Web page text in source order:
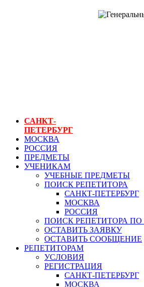
САНКТ-
ПЕТЕРБУРГ
МОСКВА
РОССИЯ
ПРЕДМЕТЫ
УЧЕНИКАМ
УЧЕБНЫЕ ПРЕДМЕТЫ
ПОИСК РЕПЕТИТОРА
САНКТ-ПЕТЕРБУРГ
МОСКВА
РОССИЯ
ПОИСК РЕПЕТИТОРА
ОСТАВИТЬ ЗАЯВКУ
ОСТАВИТЬ СООБЩЕНИЕ
РЕПЕТИТОРАМ
УСЛОВИЯ
РЕГИСТРАЦИЯ
САНКТ-ПЕТЕРБУРГ
МОСКВА